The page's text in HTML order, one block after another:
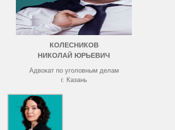
КОЛЕСНИКОВ
НИКОЛАЙ ЮРЬЕВИЧ
Адвокат по уголовным делам
г. Казань